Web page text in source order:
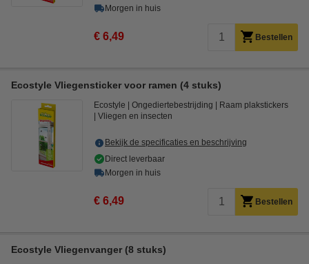
Morgen in huis
€ 6,49 Bestellen
Ecostyle Vliegensticker voor ramen (4 stuks)
Ecostyle Ongediertebestrijding
Raam plakstickers
Vliegen en insecten
Bekijk de specificaties en beschrijving
Direct leverbaar
Morgen in huis
€ 6,49 Bestellen
Ecostyle Vliegenvanger (8 stuks)